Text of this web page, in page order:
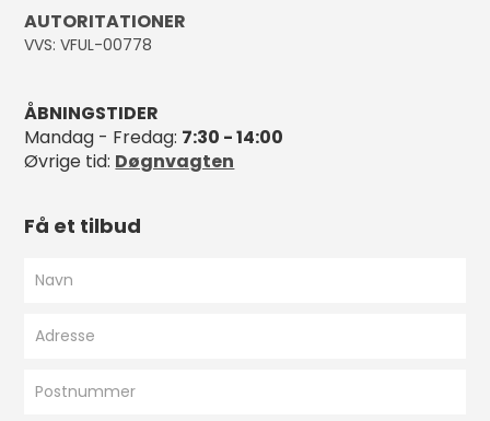
AUTORITATIONER
VVS: VFUL-00778
ÅBNINGSTIDER
Mandag - Fredag: 7:30 - 14:00
Øvrige tid: Døgnvagten
Få et tilbud